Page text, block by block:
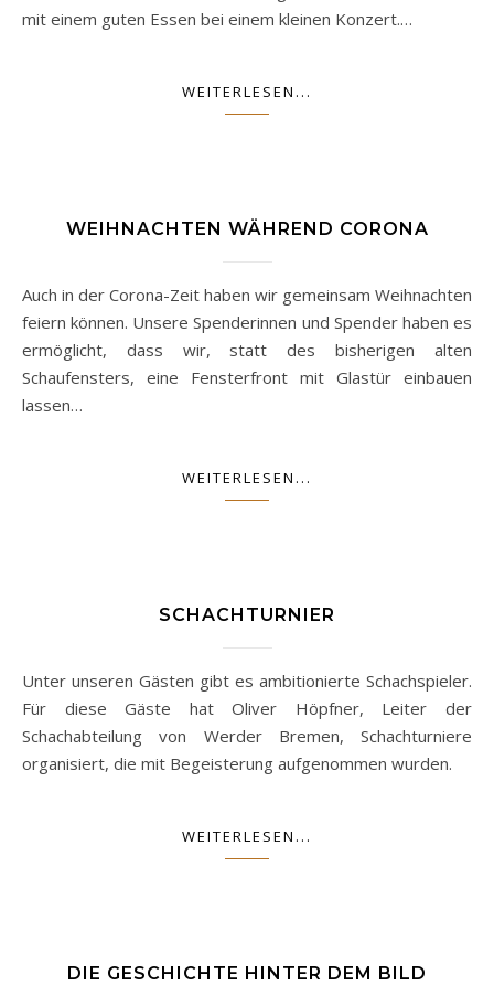
mit einem guten Essen bei einem kleinen Konzert.…
WEITERLESEN...
WEIHNACHTEN WÄHREND CORONA
Auch in der Corona-Zeit haben wir gemeinsam Weihnachten
feiern können. Unsere Spenderinnen und Spender haben es
ermöglicht, dass wir, statt des bisherigen alten
Schaufensters, eine Fensterfront mit Glastür einbauen
lassen…
WEITERLESEN...
SCHACHTURNIER
Unter unseren Gästen gibt es ambitionierte Schachspieler.
Für diese Gäste hat Oliver Höpfner, Leiter der
Schachabteilung von Werder Bremen, Schachturniere
organisiert, die mit Begeisterung aufgenommen wurden.
WEITERLESEN...
DIE GESCHICHTE HINTER DEM BILD